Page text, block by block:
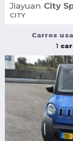
Jiayuan City
CITY
Carros
1